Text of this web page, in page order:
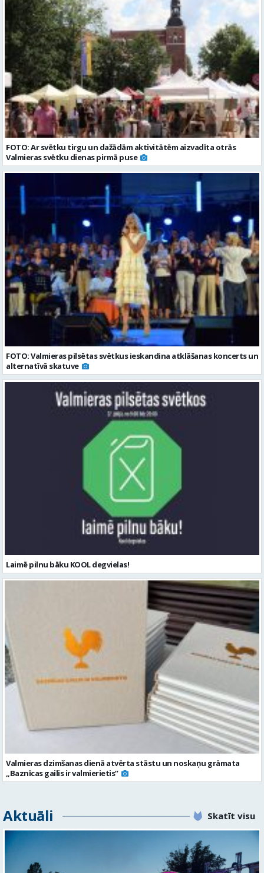
FOTO: Ar svētku tirgu un dažādām aktivitātēm aizvadīta otrās
Valmieras svētku dienas pirmā puse
FOTO: Valmieras pilsētas svētkus ieskandina atklāšanas koncerts un
alternatīvā skatuve
Laimē pilnu bāku KOOL degvielas!
Valmieras dzimšanas dienā atvērta stāstu un noskaņu grāmata
„Baznīcas gailis ir valmierietis”
Aktuāli Skatīt visu